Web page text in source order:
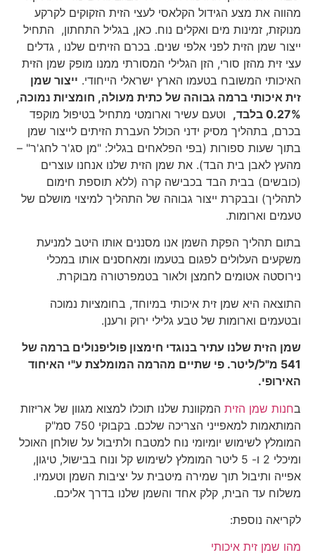
מהווה את מצע הגידול הקלאסי לעצי הזית הזקוקים לקרקע
מנוקזת, זמינות מים ואקלים נוח. כאן, בגליל התחתון, התחיל
ייצור שמן הזית לפני אלפי שנים. בכרם הזיתים שלנו , גדלים
עצי זית מהזן סורי, הזן הגלילי המסורתי ממנו מופק שמן הזית
האיכותי המשובח בטעמו הארץ ישראלי הייחודי. ייצור שמן
זית איכותי ברמה גבוהה של כתית מעולה, חומציות נמוכה,
0.27% בלבד,
וטעם עשיר וארומטי מתחיל בטיפול מוקפד
בכרם, בתהליך מסיק ידני הכולל העברת הזיתים לייצור שמן
בתוך שעות ספורות (בפי הפלאחים בגליל: "מן סג'ר לחג'ר" –
מהעץ לאבן בית הבד). את שמן הזית שלנו אנחנו עוצרים
(כובשים) בבית הבד בכבישה קרה (ללא תוספת חימום
לתהליך) ובבקרת ייצור גבוהה של התהליך למיצוי מושלם של
טעמים וארומות.
בתום תהליך הפקת השמן אנו מסננים אותו היטב למניעת
משקעים העלולים לפגום בטעמו ומאחסנים אותו במכלי
נירוסטה אטומים לחמצן ולאור בטמפרטורה מבוקרת.
התוצאה היא שמן זית איכותי במיוחד, בחומציות נמוכה
ובטעמים וארומות של טבע גלילי ירוק ורענן.
שמן הזית שלנו עתיר בנוגדי חימצון פוליפנולים ברמה של
541 מ"ל/ליטר. פי שתיים מהרמה המומלצת ע"י האיחוד
האירופי.
בחנות שמן הזית המקוונת שלנו תוכלו למצוא מגוון של אריזות
המותאמות למאפייני הצריכה שלכם. בקבוקי 750 סמ"ק
המומלץ לשימוש יומיומי נוח למטבח ולתיבול על שולחן האוכל
ומיכלי 2 ו- 5 ליטר המומלץ לשימוש קל ונוח בבישול, טיגון,
אפייה ותיבול תוך שמירה מיטבית על יציבות השמן וטעמיו.
משלוח עד הבית, קלק אחד והשמן שלנו בדרך אליכם.
לקריאה נוספת:
מהו שמן זית איכותי